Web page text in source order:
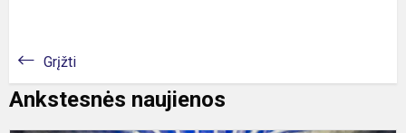
Grįžti
Ankstesnės naujienos